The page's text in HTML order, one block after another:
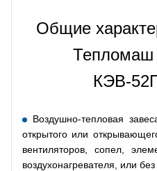
Общие
КЭВ-
Воздушно-тепловая
открытого или
вентиляторов, сопел,
воздухонагревателя, или без